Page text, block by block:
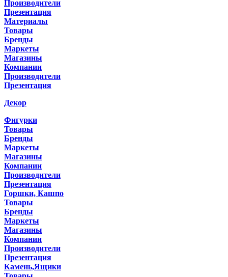
Производители
Презентация
Материалы
Товары
Бренды
Маркеты
Магазины
Компании
Производители
Презентация
Декор
Фигурки
Товары
Бренды
Маркеты
Магазины
Компании
Производители
Презентация
Горшки, Кашпо
Товары
Бренды
Маркеты
Магазины
Компании
Производители
Презентация
Камень,Ящики